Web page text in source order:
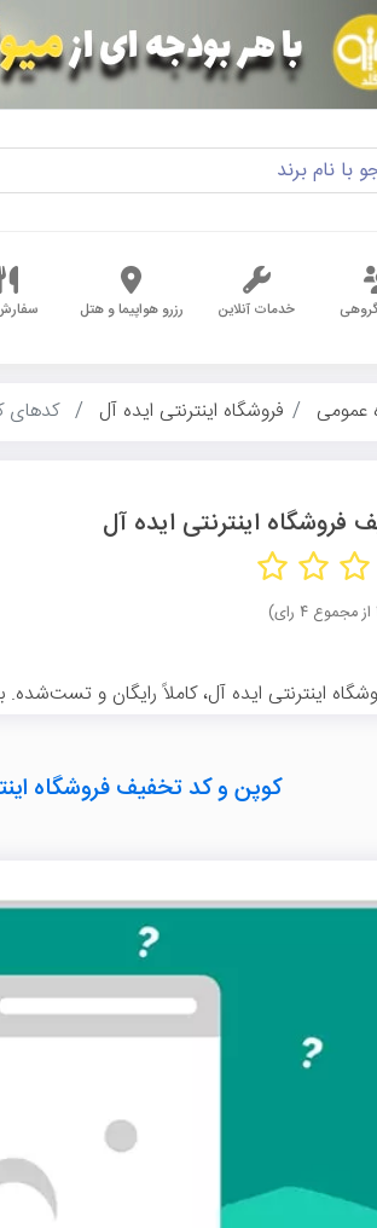
خدمات آنلاین رزرو هواپیما و هتل
عمومی فروشگاه اینترنتی ایده آل کدهای
فروشگاه اینترنتی ایده آل
اینترنتی ایده آل، کاملاً رایگان و تست‌شده.
کوپن و کد تخفیف فروشگاه